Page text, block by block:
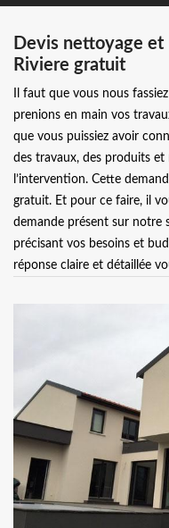
Devis nettoyage
Riviere gratuit
Il faut que vous nous
prenions en main vos
que vous puissiez avoir
des travaux, des produits
l’intervention. Cette
gratuit. Et pour ce faire, il
demande présent sur notre
précisant vos besoins et
réponse claire et détaillée